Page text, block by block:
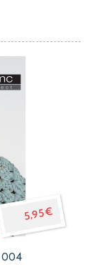
5,95 €
004